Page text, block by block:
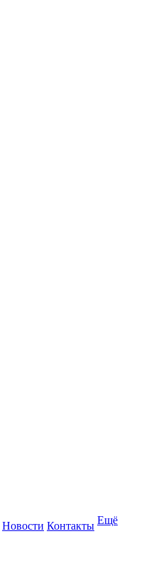
Новости Контакты Ещё